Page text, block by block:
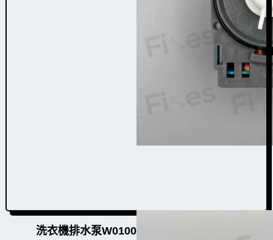
洗衣機排水泵W010017（12個品牌通用）